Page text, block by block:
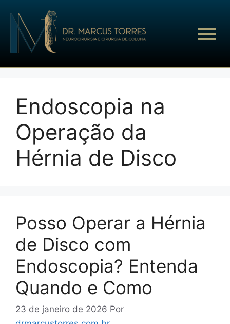
Endoscopia na
Operação da
Hérnia de Disco
Posso Operar a Hérnia
de Disco com
Endoscopia? Entenda
Quando e Como
23 de janeiro de 2026 Por